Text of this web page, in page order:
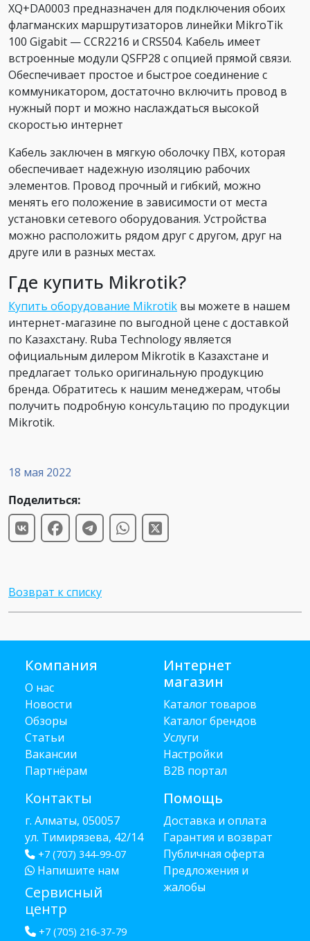
18 мая 2022
Поделиться:
XQ+DA0003 предназначен для подключения обоих
флагманских маршрутизаторов линейки MikroTik
100 Gigabit — CCR2216 и CRS504. Кабель имеет
встроенные модули QSFP28 с опцией прямой связи.
Обеспечивает простое и быстрое соединение с
коммуникатором, достаточно включить провод в
нужный порт и можно наслаждаться высокой
скоростью интернет
Кабель заключен в мягкую оболочку ПВХ, которая
обеспечивает надежную изоляцию рабочих
элементов. Провод прочный и гибкий, можно
менять его положение в зависимости от места
установки сетевого оборудования. Устройства
можно расположить рядом друг с другом, друг на
друге или в разных местах.
Где купить Mikrotik?
Купить оборудование Mikrotik вы можете в нашем
интернет-магазине по выгодной цене с доставкой
по Казахстану. Ruba Technology является
официальным дилером Mikrotik в Казахстане и
предлагает только оригинальную продукцию
бренда. Обратитесь к нашим менеджерам, чтобы
получить подробную консультацию по продукции
Mikrotik.
Возврат к списку
Компания
О нас
Новости
Обзоры
Статьи
Вакансии
Партнёрам
Контакты
г. Алматы, 050057
ул. Тимирязева, 42/14
+7 (707) 344-99-07
Напишите нам
Сервисный
центр
+7 (705) 216-37-79
Интернет
магазин
Каталог товаров
Каталог брендов
Услуги
Настройки
B2B портал
Помощь
Доставка и оплата
Гарантия и возврат
Публичная оферта
Предложения и
жалобы